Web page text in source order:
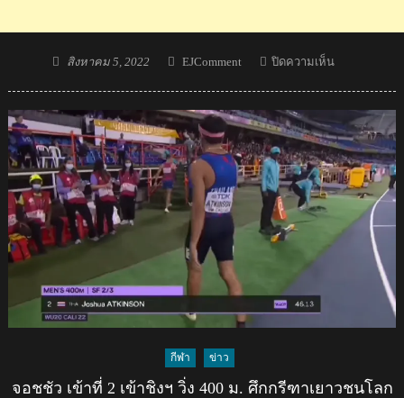
Posted
สิงหาคม 5, 2022 Author
EJComment ปิดความเห็นบน
อันดับ
ที่
5 ศึก
กรีฑา
เยาวชน
ชิง
แชมป์
ชนะ
กีฬา ข่าว
จอชชัว เข้าที่ 2 เข้าชิงฯ วิ่ง 400 ม. ศึกกรีฑาเยาวชนโลก